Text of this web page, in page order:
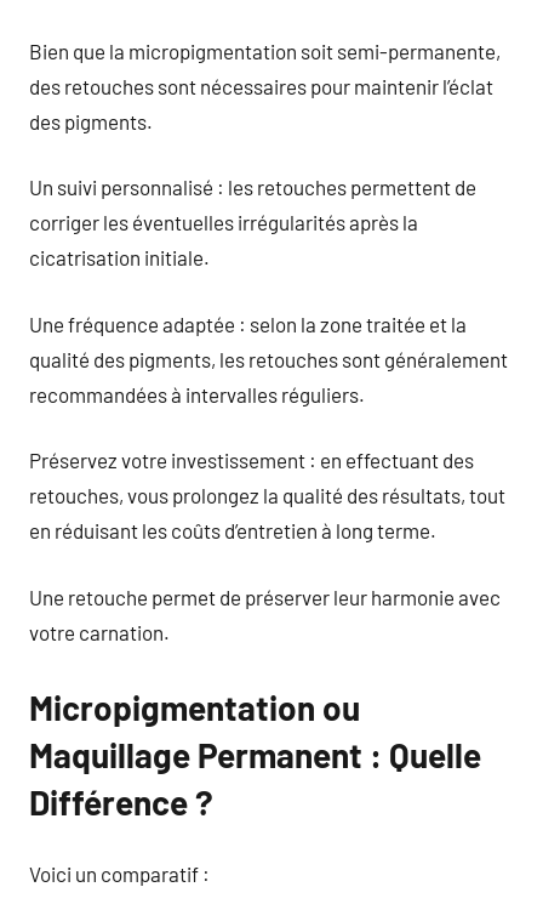
Bien que la micropigmentation soit semi-permanente,
des retouches sont nécessaires pour maintenir l’éclat
des pigments.
Un suivi personnalisé : les retouches permettent de
corriger les éventuelles irrégularités après la
cicatrisation initiale.
Une fréquence adaptée : selon la zone traitée et la
qualité des pigments, les retouches sont généralement
recommandées à intervalles réguliers.
Préservez votre investissement : en effectuant des
retouches, vous prolongez la qualité des résultats, tout
en réduisant les coûts d’entretien à long terme.
Une retouche permet de préserver leur harmonie avec
votre carnation.
Micropigmentation ou
Maquillage Permanent : Quelle
Différence ?
Voici un comparatif :